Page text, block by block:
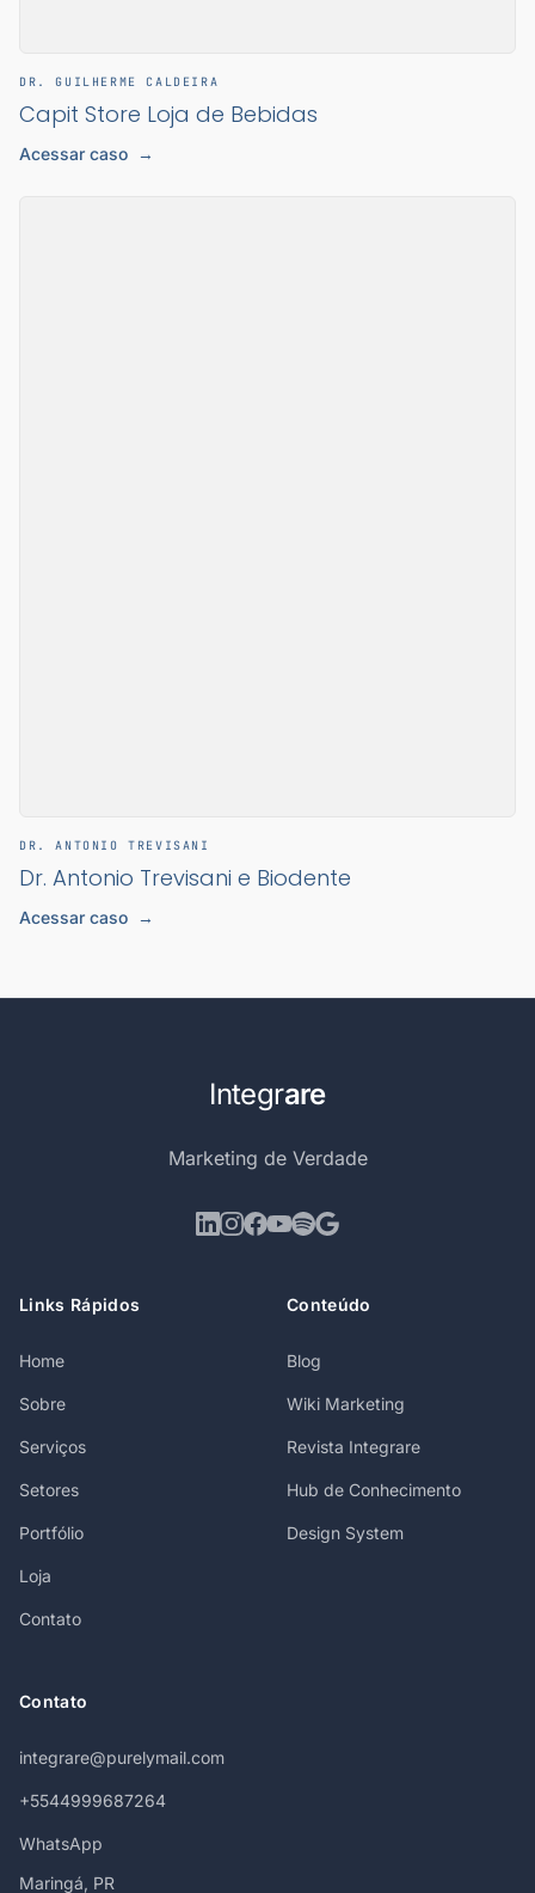
DR. GUILHERME CALDEIRA
Capit Store Loja de Bebidas
Acessar caso →
DR. ANTONIO TREVISANI
Dr. Antonio Trevisani e Biodente
Acessar caso →
Integrare
Marketing de Verdade
Links Rápidos
Home
Sobre
Serviços
Setores
Portfólio
Loja
Contato
Conteúdo
Blog
Wiki Marketing
Revista Integrare
Hub de Conhecimento
Design System
Contato
integrare@purelymail.com
+5544999687264
WhatsApp
Maringá, PR